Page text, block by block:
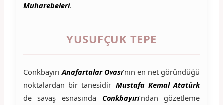
Muharebeleri.
YUSUFÇUK TEPE
ConkbayırıAnafartalar Ovası‘nın en net göründüğü
noktalardan bir tanesidir. Mustafa Kemal Atatürk
de savaş esnasında Conkbayırı‘ndan gözetleme